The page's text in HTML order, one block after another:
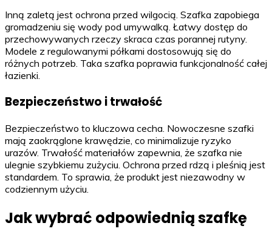
Inną zaletą jest ochrona przed wilgocią. Szafka zapobiega
gromadzeniu się wody pod umywalką. Łatwy dostęp do
przechowywanych rzeczy skraca czas porannej rutyny.
Modele z regulowanymi półkami dostosowują się do
różnych potrzeb. Taka szafka poprawia funkcjonalność całej
łazienki.
Bezpieczeństwo i trwałość
Bezpieczeństwo to kluczowa cecha. Nowoczesne szafki
mają zaokrąglone krawędzie, co minimalizuje ryzyko
urazów. Trwałość materiałów zapewnia, że szafka nie
ulegnie szybkiemu zużyciu. Ochrona przed rdzą i pleśnią jest
standardem. To sprawia, że produkt jest niezawodny w
codziennym użyciu.
Jak wybrać odpowiednią szafkę